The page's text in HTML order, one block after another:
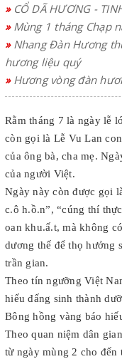
»CỔ DÃ HƯƠNG -
»Mùng 1 tháng Chạp
»Nhang Đàn Hương
hương liệu quý
»Hương vòng đàn
Rằm tháng 7 là ngày lễ
còn gọi là Lễ Vu Lan
của ông bà, cha mẹ.
của người Việt.
Ngày này còn được gọi
c.ô h.ồ.n”, “cúng thí
oan khu.ấ.t, mà không
dương thế để thọ hưởng
trần gian.
Theo tín ngưỡng Việt
hiếu đấng sinh thành
Bông hồng vàng báo
Theo quan niệm dân
từ ngày mùng 2 cho đến